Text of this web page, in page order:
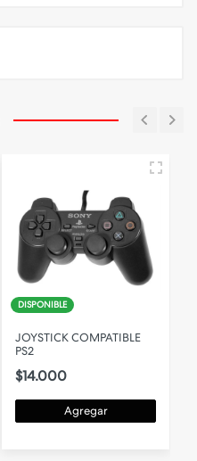
DISPONIBLE
JOYSTICK COMPATIBLE
PS2
$14.000
Agregar